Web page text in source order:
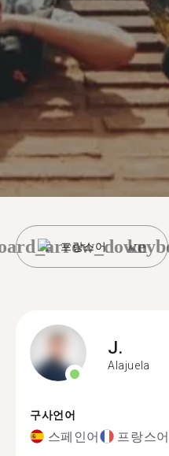
프랑스어
J.
Alajuela
구사언어
스페인어 프랑스어